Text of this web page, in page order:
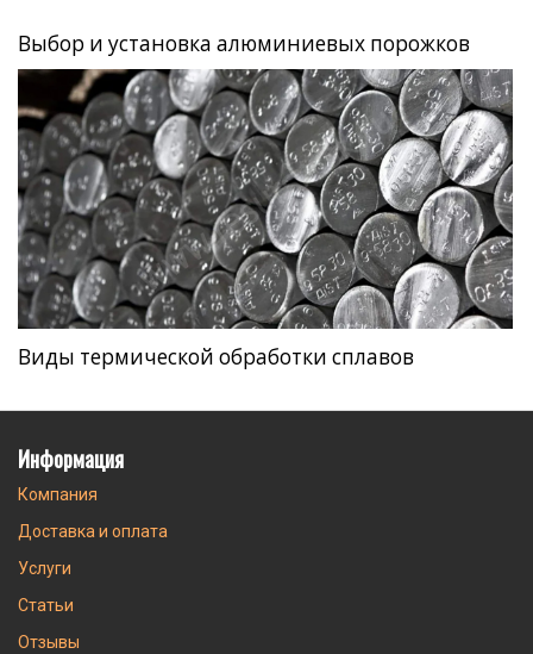
Выбор и установка алюминиевых порожков
Виды термической обработки сплавов
Информация
Компания
Доставка и оплата
Услуги
Статьи
Отзывы